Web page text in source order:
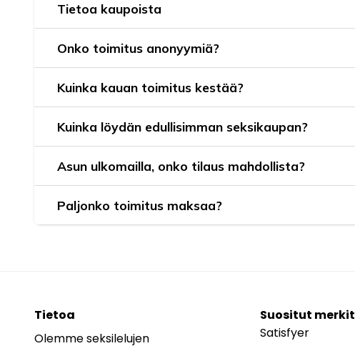
Tietoa kaupoista
Onko toimitus anonyymiä?
Kuinka kauan toimitus kestää?
Kuinka löydän edullisimman seksikaupan?
Asun ulkomailla, onko tilaus mahdollista?
Paljonko toimitus maksaa?
Tietoa
Olemme seksilelujen
Suositut merkit
Satisfyer